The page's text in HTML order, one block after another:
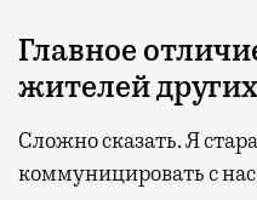
Главное
жителей
Сложно сказать. Я
коммуницировать с